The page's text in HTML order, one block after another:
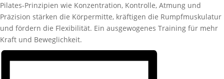
Pilates-Prinzipien wie Konzentration, Kontrolle, Atmung und
Präzision stärken die Körpermitte, kräftigen die Rumpfmuskulatur
und fördern die Flexibilität. Ein ausgewogenes Training für mehr
Kraft und Beweglichkeit.